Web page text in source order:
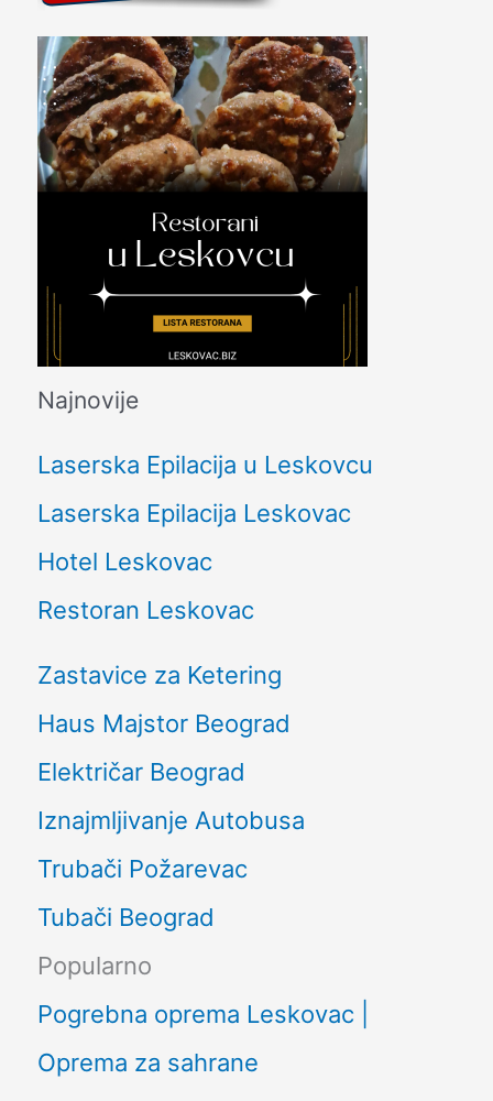
Najnovije
Laserska Epilacija u Leskovcu
Laserska Epilacija Leskovac
Hotel Leskovac
Restoran Leskovac
Zastavice za Ketering
Haus Majstor Beograd
Električar Beograd
Iznajmljivanje Autobusa
Trubači Požarevac
Tubači Beograd
Popularno
Pogrebna oprema Leskovac |
Oprema za sahrane